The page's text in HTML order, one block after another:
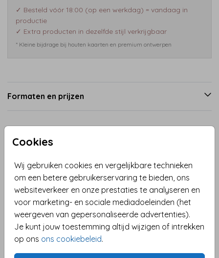
Cookies
Wij gebruiken cookies en vergelijkbare technieken
om een betere gebruikerservaring te bieden, ons
websiteverkeer en onze prestaties te analyseren en
voor marketing- en sociale mediadoeleinden (het
weergeven van gepersonaliseerde advertenties).
Je kunt jouw toestemming altijd wijzigen of intrekken
op ons ons cookiebeleid.
✓ Besteld vóór 18:00 (op een werkdag) = vandaag in
productie
✓ Extra producten in dezelfde stijl verkrijgbaar
* Kleine bijdrage bij houten kaarten en premium ontwerpen
Formaten en prijzen
Productinformatie
Omschrijving
Nodig vriendinnen voor je 21e verjaardag in stijl uit
met deze Ibiza-style uitnodiging! De kaart heeft een
unieke golfrand-vorm, zachte roze tinten en
tropische illustraties zoals cocktailglazen en zomerse
slingers – helemaal volgens de trends van nu. Perfect
voor een diner met beach vibes, een tuinfeestje of
een zomerse avond vol gezelligheid. Pas de tekst
Toon meer
Collectie